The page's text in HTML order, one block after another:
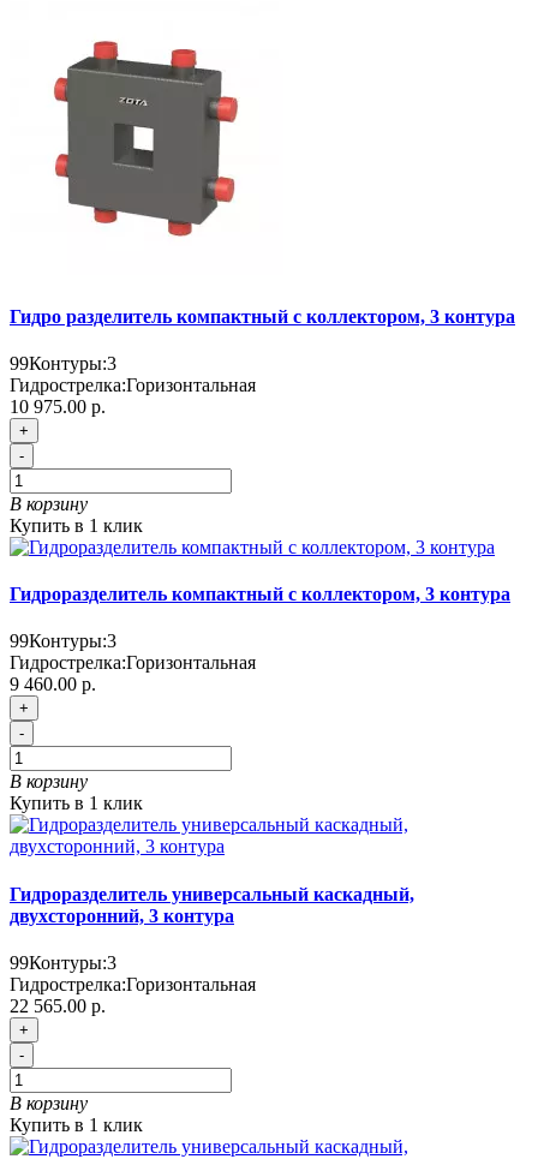
Гидро разделитель компактный с коллектором, 3 контура
99Контуры:3
Гидрострелка:Горизонтальная
10 975.00 р.
+
-
В корзину
Купить в 1 клик
Гидроразделитель компактный с коллектором, 3 контура
99Контуры:3
Гидрострелка:Горизонтальная
9 460.00 р.
+
-
В корзину
Купить в 1 клик
Гидроразделитель универсальный каскадный,
двухсторонний, 3 контура
99Контуры:3
Гидрострелка:Горизонтальная
22 565.00 р.
+
-
В корзину
Купить в 1 клик